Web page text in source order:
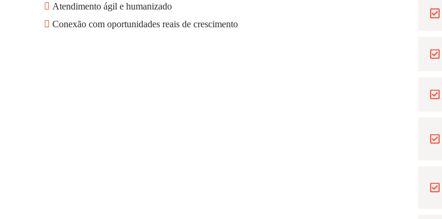
Atendimento ágil e humanizado
Conexão com oportunidades reais de crescimento